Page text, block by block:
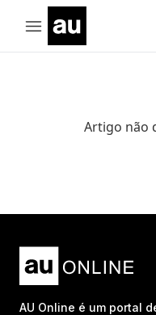
Artigo não
AU Online é um portal